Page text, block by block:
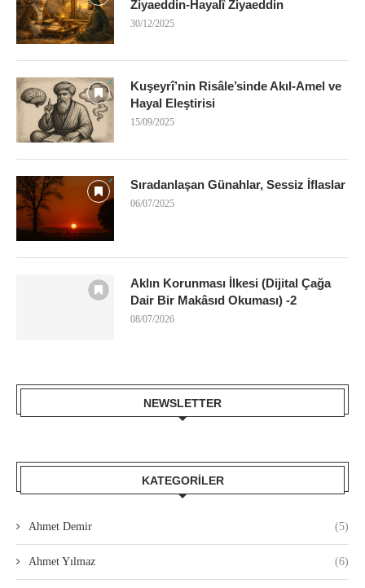
Ziyaeddin-Hayalî Ziyaeddin
30/12/2025
Kuşeyrî’nin Risâle’sinde Akıl-Amel ve
Hayal Eleştirisi
15/09/2025
Sıradanlaşan Günahlar, Sessiz İflaslar
06/07/2025
Aklın Korunması İlkesi (Dijital Çağa
Dair Bir Makâsıd Okuması) -2
08/07/2026
NEWSLETTER
KATEGORILER
Ahmet Demir (5)
Ahmet Yılmaz (6)